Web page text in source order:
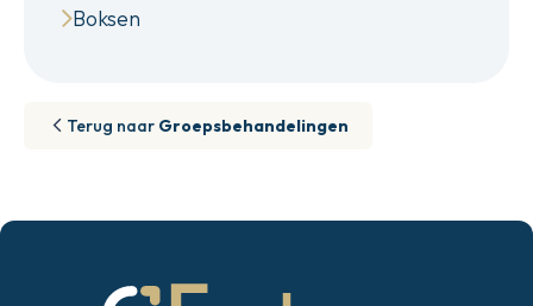
Boksen
Terug naar Groepsbehandelingen